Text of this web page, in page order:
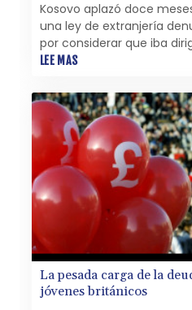
Kosovo aplazó doce
una ley de extranjería
por considerar que iba
población serbia local,
LEE MAS
La pesada carga de la
jóvenes británicos